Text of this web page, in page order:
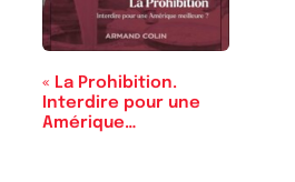
« La Prohibition.
Interdire pour une
Amérique…